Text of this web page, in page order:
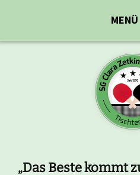
MENÜ
„Das Beste kommt